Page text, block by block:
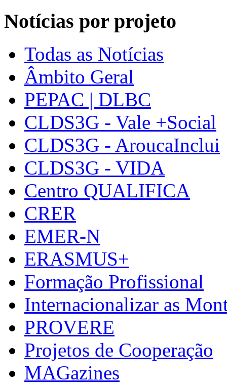
Notícias por projeto
Todas as Notícias
Âmbito Geral
PEPAC | DLBC
CLDS3G - Vale +Social
CLDS3G - AroucaInclui
CLDS3G - VIDA
Centro QUALIFICA
CRER
EMER-N
ERASMUS+
Formação Profissional
Internacionalizar as
PROVERE
Projetos de Cooperação
MAGazines